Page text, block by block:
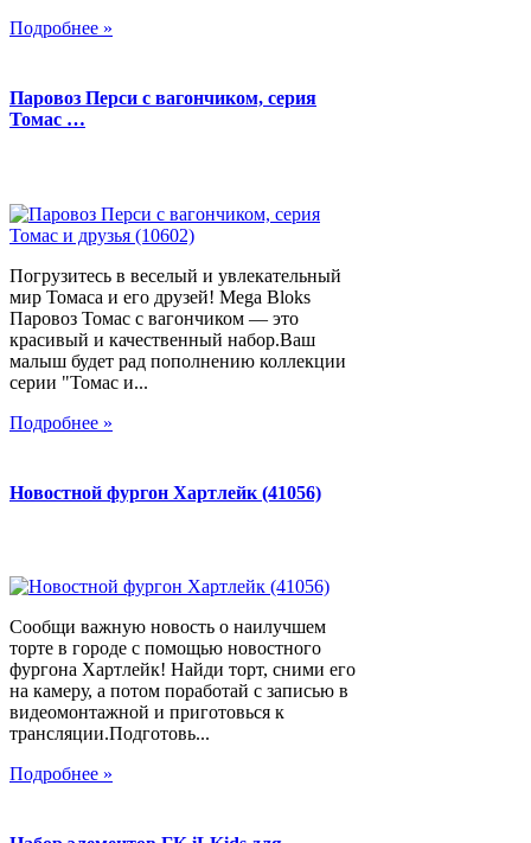
Подробнее »
Паровоз Перси с вагончиком, серия
Томас …
Погрузитесь в веселый и увлекательный
мир Томаса и его друзей! Mega Bloks
Паровоз Томас с вагончиком — это
красивый и качественный набор.Ваш
малыш будет рад пополнению коллекции
серии "Томас и...
Подробнее »
Новостной фургон Хартлейк (41056)
Сообщи важную новость о наилучшем
торте в городе с помощью новостного
фургона Хартлейк! Найди торт, сними его
на камеру, а потом поработай с записью в
видеомонтажной и приготовься к
трансляции.Подготовь...
Подробнее »